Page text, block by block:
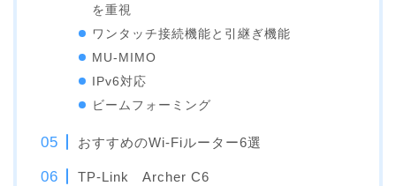
を重視
ワンタッチ接続機能と引継ぎ機能
MU-MIMO
IPv6対応
ビームフォーミング
おすすめのWi-Fiルーター6選
TP-Link Archer C6